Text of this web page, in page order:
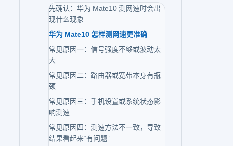
先确认：华为 Mate10 测网速时会出
现什么现象
华为 Mate10 怎样测网速更准确
常见原因一：信号强度不够或波动太
大
常见原因二：路由器或宽带本身有瓶
颈
常见原因三：手机设置或系统状态影
响测速
常见原因四：测速方法不一致，导致
结果看起来“有问题”